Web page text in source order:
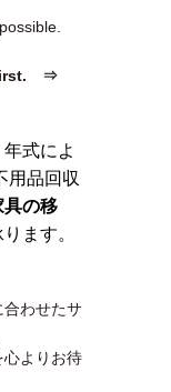
first. ⇒
式によ
用品回収
具の移
ます。
合わせたサ
心よりお待